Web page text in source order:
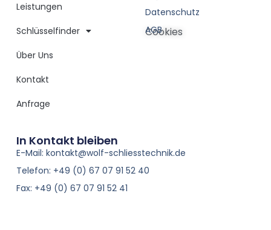
In Kontakt bleiben
E-Mail: kontakt@wolf-schliesstechnik.de
Telefon: +49 (0) 67 07 91 52 40
Fax: +49 (0) 67 07 91 52 41
Leistungen
Schlüsselfinder
Über Uns
Kontakt
Anfrage
Datenschutz
AGB
Cookies